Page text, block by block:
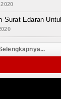
Surat Edaran